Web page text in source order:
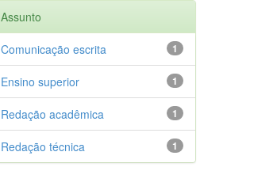
Assunto
1
Comunicação escrita
1
Ensino superior
1
Redação acadêmica
1
Redação técnica